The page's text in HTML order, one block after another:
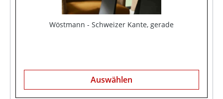
Wöstmann - Schweizer Kante, gerade
Auswählen